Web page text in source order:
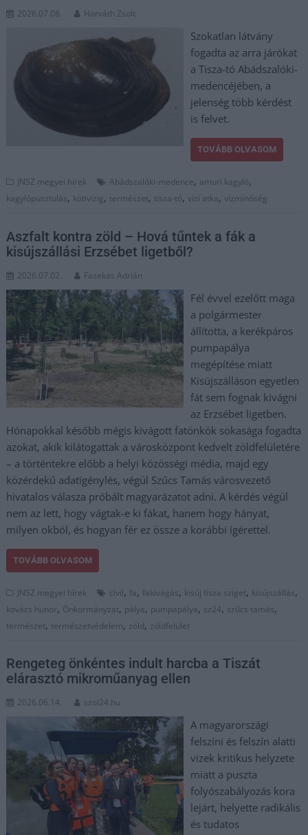
2026.07.08. Horváth Zsolt
Szokatlan látvány
fogadta az arra járókat
a Tisza-tó Abádszalóki-
medencéjében, a
jelenség több kérdést
is felvet.
TOVÁBB OLVASOM
JNSZ megyei hírek Abádszalóki-medence, amuri kagyló,
kagylópusztulás, kötivizig, természet, tisza-tó,vízi atka,vízminőség
Aszfalt kontra zöld – Hová tűntek a fák a
kisújszállási Erzsébet ligetből?
2026.07.02. Fazekas Adrián
Fél évvel ezelőtt maga
a polgármester
állította, a kerékpáros
pumpapálya
megépítése miatt
Kisújszálláson egyetlen
fát sem fognak kivágni
az Erzsébet ligetben.
Hónapokkal később mégis kivágott fatönkök sokasága fogadta
azokat, akik kilátogattak a városközpont kedvelt zöldfelületére
– a történtekre előbb a helyi közösségi média, majd egy
közérdekű adatigénylés, végül Szűcs Tamás városvezető
hivatalos válasza próbált magyarázatot adni. A kérdés végül
nem az lett, hogy vágtak-e ki fákat, hanem hogy hányat,
milyen okból, és hogyan fér ez össze a korábbi ígérettel.
TOVÁBB OLVASOM
JNSZ megyei hírek civil, fa, fakivágás, kisúj tisza sziget, kisújszállás,
kovács hunor, Önkormányzat, pálya, pumpapálya, sz24, szűcs tamás,
természet, természetvédelem, zöld, zöldfelület
Rengeteg önkéntes indult harcba a Tiszát
elárasztó mikroműanyag ellen
2026.06.14. szol24.hu
A magyarországi
felszíni és felszín alatti
vizek kritikus helyzete
miatt a puszta
folyószabályozás kora
lejárt, helyette radikális
és tudatos